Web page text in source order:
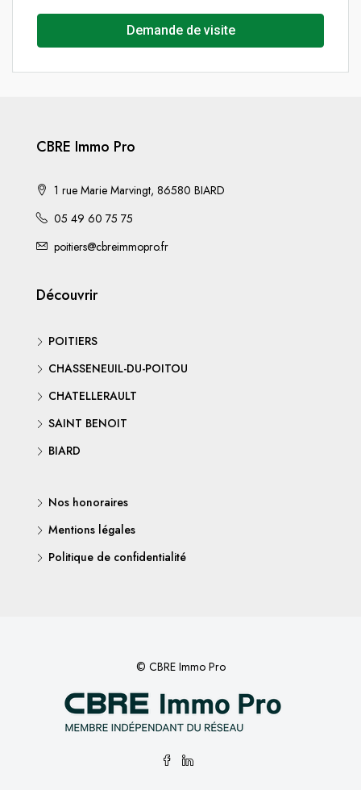
Demande de visite
CBRE Immo Pro
1 rue Marie Marvingt, 86580 BIARD
05 49 60 75 75
poitiers@cbreimmopro.fr
Découvrir
POITIERS
CHASSENEUIL-DU-POITOU
CHATELLERAULT
SAINT BENOIT
BIARD
Nos honoraires
Mentions légales
Politique de confidentialité
© CBRE Immo Pro